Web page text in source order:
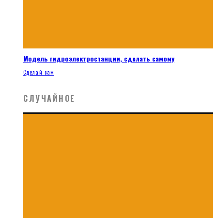
Модель гидроэлектростанции, сделать самому
Сделай сам
СЛУЧАЙНОЕ